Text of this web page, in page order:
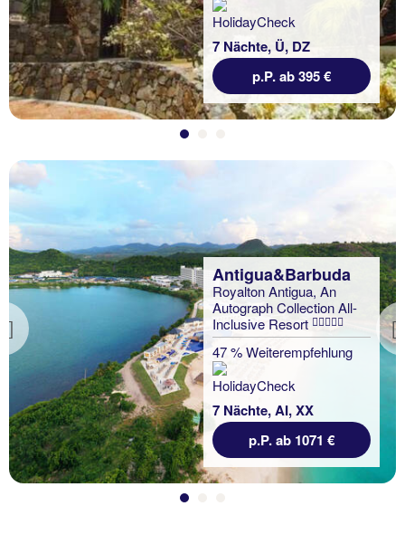
7 Nächte, Ü, DZ
p.P. ab 395 €
Previous
Antigua&Barbuda
Royalton Antigua, An
Autograph Collection All-
Inclusive Resort
47 % Weiterempfehlung
7 Nächte, AI, XX
p.P. ab 1071 €